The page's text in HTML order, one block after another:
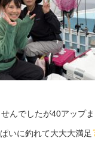
んでしたが40アップ
いに釣れて大大大満足